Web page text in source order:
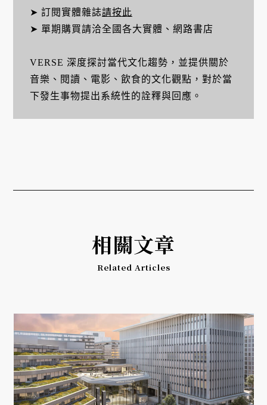
➤ 訂閱實體雜誌請按此
➤ 單期購買請洽全國各大實體、網路書店
VERSE 深度探討當代文化趨勢，並提供關於
音樂、閱讀、電影、飲食的文化觀點，對於當
下發生事物提出系統性的詮釋與回應。
相關文章
Related Articles